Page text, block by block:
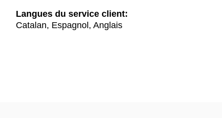
Langues du service client:
Catalan, Espagnol, Anglais